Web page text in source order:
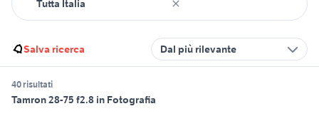
Salva ricerca Dal più rilevante
40 risultati
Tamron 28-75 f2.8 in Fotografia